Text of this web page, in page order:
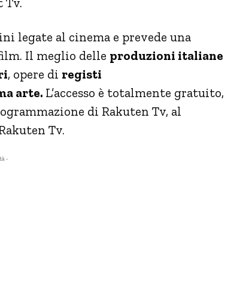
legate al cinema e prevede una
Il meglio delle produzioni italiane
, opere di registi
arte. L’accesso è totalmente gratuito,
di Rakuten Tv, al
Tv.
-